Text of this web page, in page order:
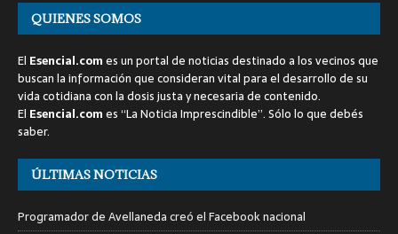
QUIENES SOMOS
El Esencial.comes un portal de noticias destinado a los vecinos que
buscan la información que consideran vital para el desarrollo de su
vida cotidiana con la dosis justa y necesaria de contenido.
El Esencial.comes “La Noticia Imprescindible”. Sólo lo que debés
saber.
ÚLTIMAS NOTICIAS
Programador de Avellaneda creó el Facebook nacional